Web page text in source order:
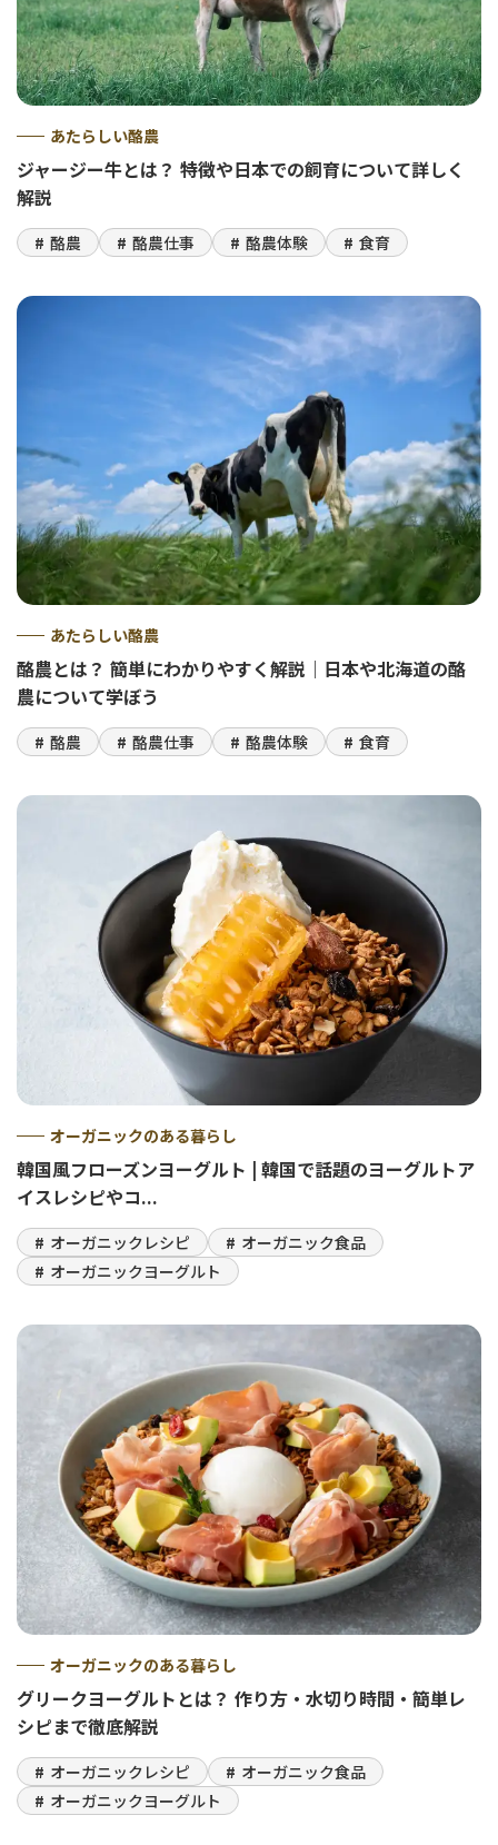
あたらしい酪農
ジャージー牛とは？ 特徴や日本での飼育について詳しく
解説
酪農 酪農仕事 酪農体験 食育
あたらしい酪農
酪農とは？ 簡単にわかりやすく解説｜日本や北海道の酪
農について学ぼう
酪農 酪農仕事 酪農体験 食育
オーガニックのある暮らし
韓国風フローズンヨーグルト | 韓国で話題のヨーグルトア
イスレシピやコ...
オーガニックレシピ
オーガニック食品
オーガニックヨーグルト
オーガニックのある暮らし
グリークヨーグルトとは？ 作り方・水切り時間・簡単レ
シピまで徹底解説
オーガニックレシピ
オーガニック食品
オーガニックヨーグルト